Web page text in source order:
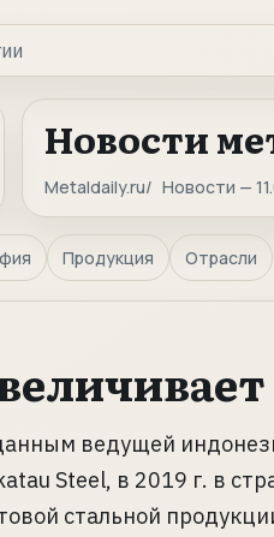
Новости
Metaldaily.ru Новости —
Продукция Отрасли
ведущей
Steel, в 2019 г. в
стальной